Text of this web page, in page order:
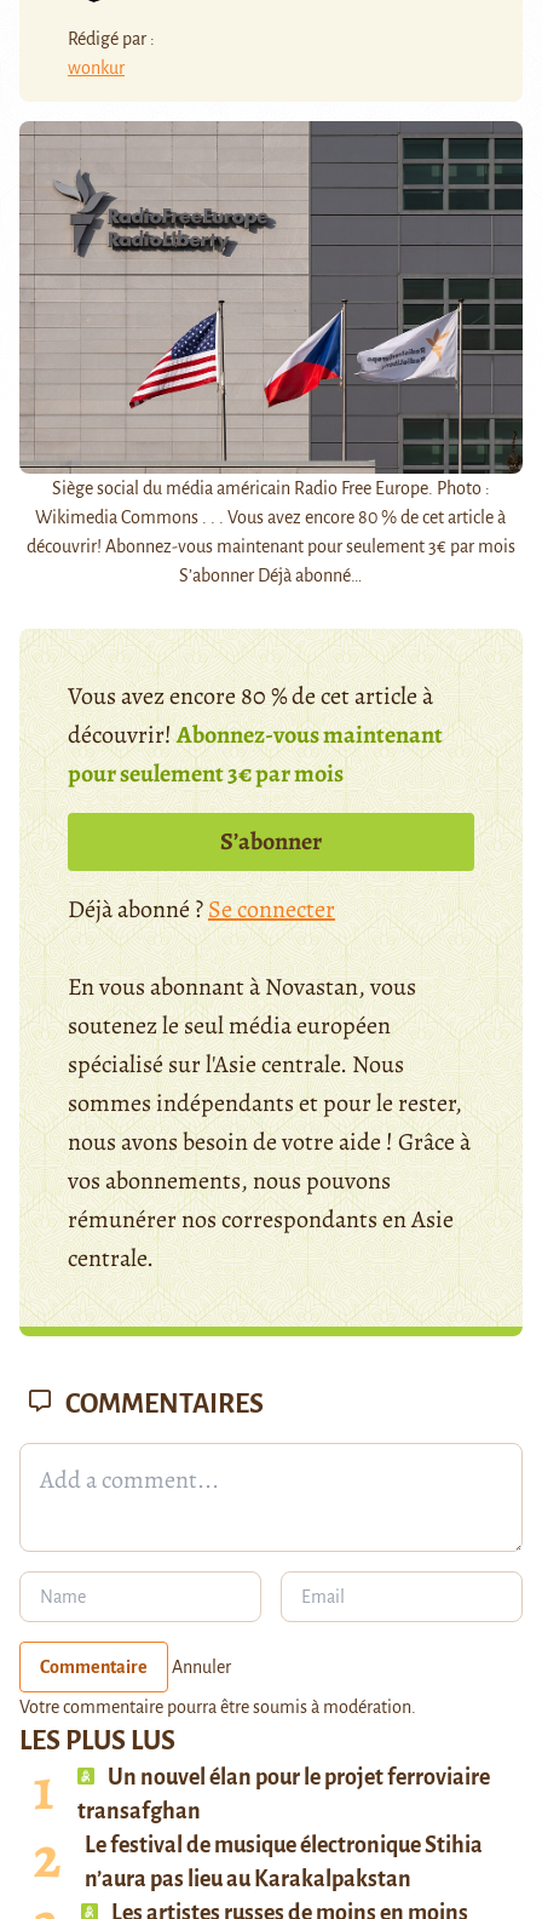
Rédigé par :
wonkur
Siège social du média américain Radio Free Europe. Photo :
Wikimedia Commons . . . Vous avez encore 80 % de cet article à
découvrir! Abonnez-vous maintenant pour seulement 3€ par mois
S’abonner Déjà abonné…
Vous avez encore 80 % de cet article à
découvrir!Abonnez-vous maintenant
pour seulement 3€ par mois
S’abonner
Déjà abonné ?Se connecter
En vous abonnant à Novastan, vous
soutenez le seul média européen
spécialisé sur l'Asie centrale. Nous
sommes indépendants et pour le rester,
nous avons besoin de votre aide ! Grâce à
vos abonnements, nous pouvons
rémunérer nos correspondants en Asie
centrale.
LES PLUS LUS
Un nouvel élan pour le projet ferroviaire
transafghan
Le festival de musique électronique Stihia
n’aura pas lieu au Karakalpakstan
Les artistes russes de moins en moins
COMMENTAIRES
Commentaire Annuler
Votre commentaire pourra être soumis à modération.